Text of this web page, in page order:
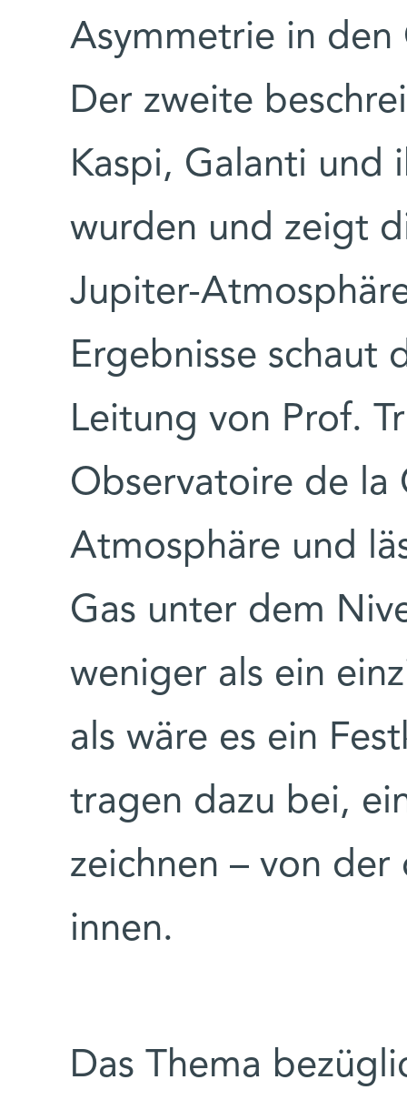
Asymmetrie in den
Der zweite
Kaspi, Galanti und
wurden und zeigt
Jupiter-
Ergebnisse schaut
Leitung von Prof.
Observatoire de la
Atmosphäre und
Gas unter dem
weniger als ein
als wäre es ein
tragen dazu bei,
zeichnen – von
innen.
Das Thema